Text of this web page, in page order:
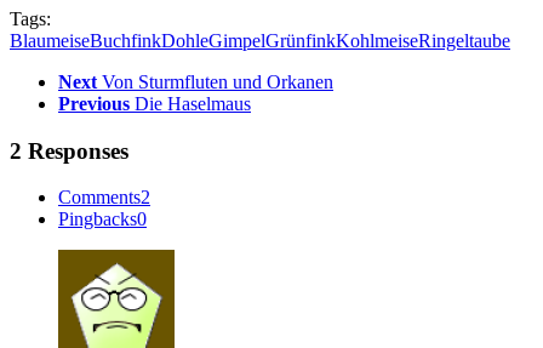
Tags:
BlaumeiseBuchfinkDohleGimpelGrünfinkKohlmeiseRingeltaube
Next Von Sturmfluten und Orkanen
Previous Die Haselmaus
2 Responses
Comments2
Pingbacks0